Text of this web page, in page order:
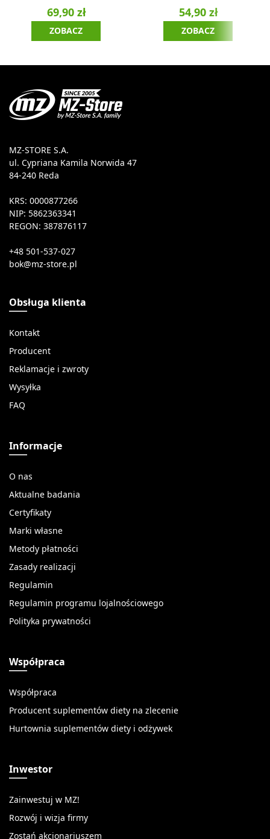
69,90 zł
ZOBACZ
54,90 zł
ZOBACZ
MZ-STORE S.A.
ul. Cypriana Kamila Norwida 47
84-240 Reda
KRS: 0000877266
NIP: 5862363341
REGON: 387876117
+48 501-537-027
Obsługa klienta
Kontakt
Producent
Reklamacje i zwroty
Wysyłka
FAQ
Informacje
O nas
Aktualne badania
Certyfikaty
Marki własne
Metody płatności
Zasady realizacji
Regulamin
Regulamin programu lojalnościowego
Polityka prywatności
Współpraca
Współpraca
Producent suplementów diety na zlecenie
Hurtownia suplementów diety i odżywek
Inwestor
Zainwestuj w MZ!
Rozwój i wizja firmy
Zostań akcjonariuszem